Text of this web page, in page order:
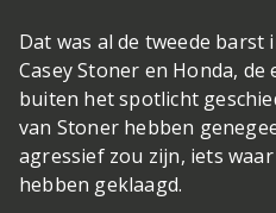
Dat was al de tweede
Casey Stoner en Honda,
buiten het spotlicht
van Stoner hebben
agressief zou zijn, iets
hebben geklaagd.